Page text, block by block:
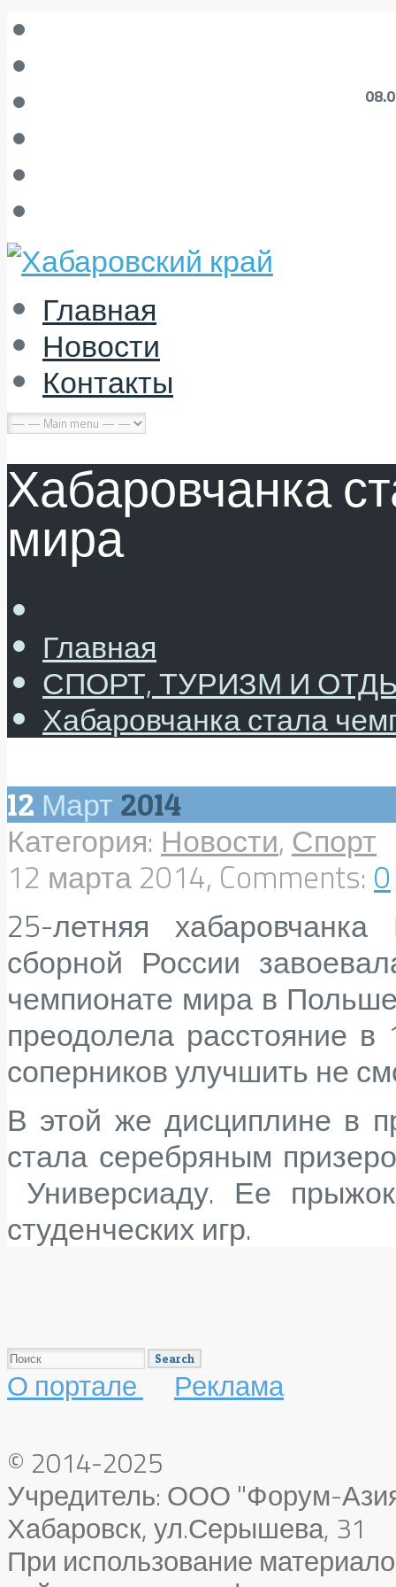
Главная
Новости
Контакты
Хабаровчанка
мира
Главная
СПОРТ, ТУРИЗМ И
Хабаровчанка стала
12 Март 2014
Категория: Новости, Спорт
12 марта 2014, Comments: 0
25-летняя
сборной России
чемпионате мира в
преодолела расстояние в
соперников улучшить не
В этой же дисциплине в
стала серебряным
Универсиаду. Ее
студенческих игр.
О портале
Реклама
© 2014-2025
Учредитель: ООО "Форум-
Хабаровск, ул.Серышева, 31
При использование